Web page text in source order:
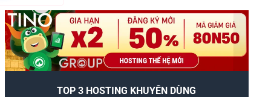
TOP 3 HOSTING KHUYÊN DÙNG